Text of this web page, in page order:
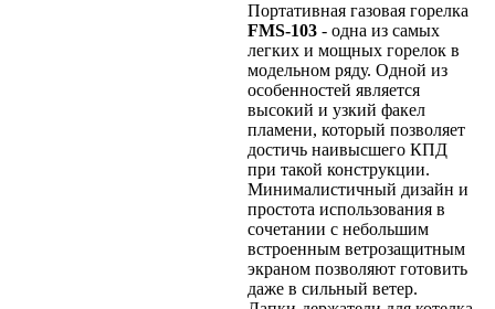
Портативная газовая горелка
FMS-103 - одна из самых
легких и мощных горелок в
модельном ряду. Одной из
особенностей является
высокий и узкий факел
пламени, который позволяет
достичь наивысшего КПД
при такой конструкции.
Минималистичный дизайн и
простота использования в
сочетании с небольшим
встроенным ветрозащитным
экраном позволяют готовить
даже в сильный ветер.